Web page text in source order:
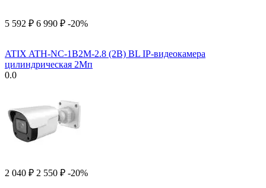
5 592 ₽ 6 990 ₽ -20%
ATIX ATH-NC-1B2M-2.8 (2B) BL IP-видеокамера
цилиндрическая 2Мп
0.0
2 040 ₽ 2 550 ₽ -20%